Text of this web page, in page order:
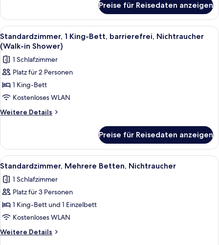
anzeigen
1 King-
Bett,
Nichtraucher
(Walk-
in
Shower)
Preise für Reisedaten anzeigen
Alle
Fotos
für
Standardzimmer,
1 King-
Bett,
barrierefrei,
Nichtraucher
Shower)
anzeigen
Ein ordentlich bezogenes Bett mit
5
Standardzimmer, 1 King-Bett, barrierefrei, Nichtraucher
(Walk-in Shower)
1 Schlafzimmer
Platz für 2 Personen
1 King-Bett
Kostenloses WLAN
Weitere Details
Weitere
1 King-
Bett,
barrierefrei,
(Walk-
in
Preise für Reisedaten anzeigen
Alle
Fotos
für
Standardzimmer,
Mehrere
Betten,
Nichtraucher
anzeigen
Ein ordentlich bezogenes Bett mit
3
Standardzimmer, Mehrere Betten, Nichtraucher
1 Schlafzimmer
Platz für 3 Personen
1 King-Bett und 1 Einzelbett
Kostenloses WLAN
Weitere Details
Weitere